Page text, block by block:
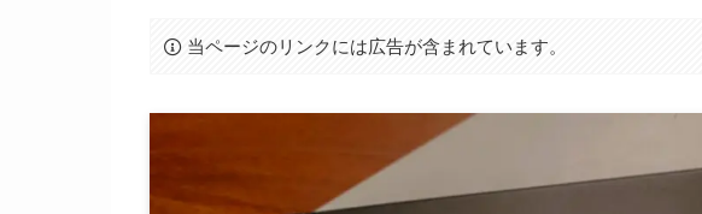
当ページのリンクには広告が含まれています。